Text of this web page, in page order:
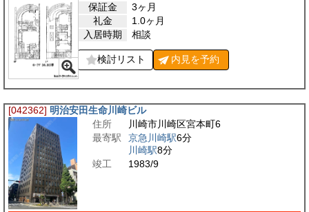
保証金
3ヶ月
礼金
1.0ヶ月
入居時期
相談
検討リスト 内見を予約
[042362] 明治安田生命川崎ビル
住所
川崎市川崎区宮本町6
最寄駅
京急川崎駅6分
川崎駅8分
竣工
1983/9